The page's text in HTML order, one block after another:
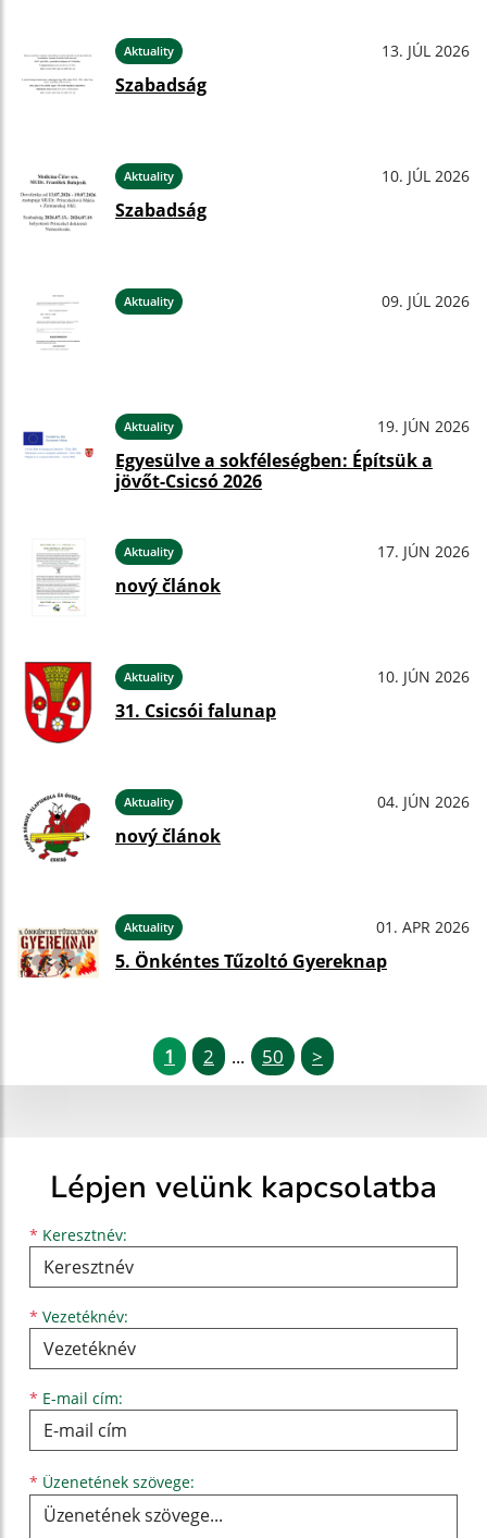
Aktuality 13. JÚL 2026
Szabadság
Aktuality 10. JÚL 2026
Szabadság
Aktuality 09. JÚL 2026
Aktuality 19. JÚN 2026
Egyesülve a sokféleségben: Építsük a
jövőt-Csicsó 2026
Aktuality 17. JÚN 2026
nový článok
Aktuality 10. JÚN 2026
31. Csicsói falunap
Aktuality 04. JÚN 2026
nový článok
Aktuality 01. APR 2026
5. Önkéntes Tűzoltó Gyereknap
1 2 ... 50 >
Lépjen velünk kapcsolatba
* Keresztnév:
Keresztnév
* Vezetéknév:
Vezetéknév
* E-mail cím:
E-mail cím
* Üzenetének szövege: